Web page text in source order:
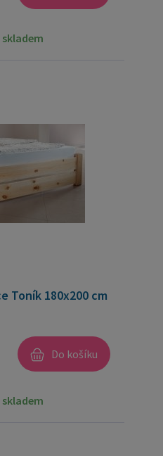
skladem
Toník 180x200 cm
Do košíku
skladem